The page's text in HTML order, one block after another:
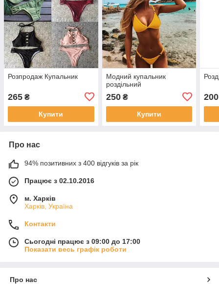
Розпродаж Купальник
265 ₴
Купити
Модний купальник
роздільний
250₴
Купити
200
Про нас
94% позитивних з 400 відгуків за рік
Працює з 02.10.2016
м. Харків
Харків, Україна
Контакти
Сьогодні працює з 09:00 до 17:00
Показати весь графік роботи
Про нас